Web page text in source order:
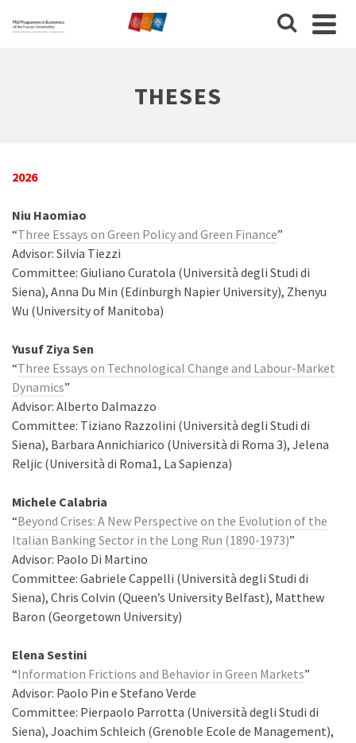
THESES
2026
Niu Haomiao
“Three Essays on Green Policy and Green Finance”
Advisor: Silvia Tiezzi
Committee: Giuliano Curatola (Università degli Studi di
Siena), Anna Du Min (Edinburgh Napier University), Zhenyu
Wu (University of Manitoba)
Yusuf Ziya Sen
“Three Essays on Technological Change and Labour-Market
Dynamics”
Advisor: Alberto Dalmazzo
Committee: Tiziano Razzolini (Università degli Studi di
Siena), Barbara Annichiarico (Università di Roma 3), Jelena
Reljic (Università di Roma1, La Sapienza)
Michele Calabria
“Beyond Crises: A New Perspective on the Evolution of the
Italian Banking Sector in the Long Run (1890-1973)”
Advisor: Paolo Di Martino
Committee: Gabriele Cappelli (Università degli Studi di
Siena), Chris Colvin (Queen’s University Belfast), Matthew
Baron (Georgetown University)
Elena Sestini
“Information Frictions and Behavior in Green Markets”
Advisor: Paolo Pin e Stefano Verde
Committee: Pierpaolo Parrotta (Università degli Studi di
Siena), Joachim Schleich (Grenoble Ecole de Management),